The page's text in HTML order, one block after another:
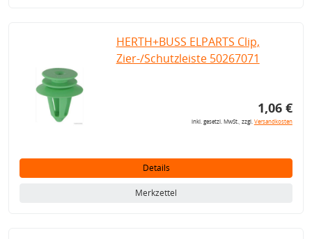
HERTH+BUSS ELPARTS Clip,
Zier-/Schutzleiste 50267071
1,06 €
inkl. gesetzl. MwSt., zzgl.Versandkosten
Details
Merkzettel